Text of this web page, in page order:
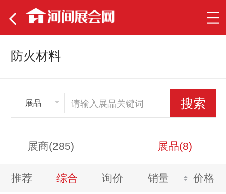
防火材料
展品
展商(285) 展品(8)
推荐 综合 询价 销量 价格